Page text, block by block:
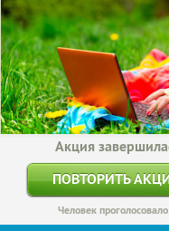
Акция
ПОВТОРИТЬ
Человек